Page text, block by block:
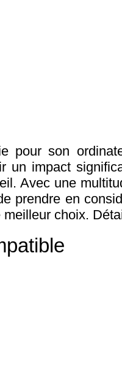
pour son
un impact
Avec une
prendre en
meilleur choix.